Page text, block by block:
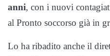
anni, con i nuovi
al Pronto soccorso già in
Lo ha ribadito anche il